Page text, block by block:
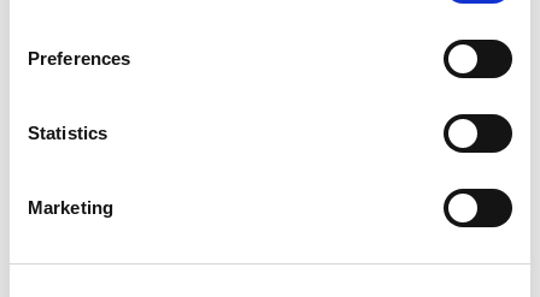
Preferences
Statistics
Marketing